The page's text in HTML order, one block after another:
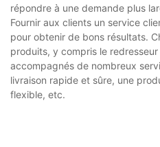
répondre à une demande plus
Fournir aux clients un service
pour obtenir de bons résultats.
produits, y compris le
accompagnés de nombreux
livraison rapide et sûre, une
flexible, etc.